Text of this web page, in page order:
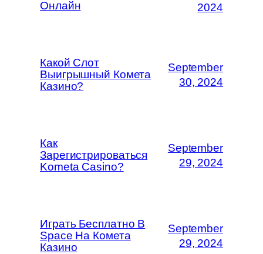
Онлайн
2024
Какой Слот
Выигрышный Комета
Казино?
September
30, 2024
Как
Зарегистрироваться
Kometa Casino?
September
29, 2024
Играть Бесплатно В
Space На Комета
Казино
September
29, 2024